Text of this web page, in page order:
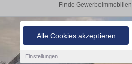
Alle Cookies akzeptieren
Einstellungen
Finde